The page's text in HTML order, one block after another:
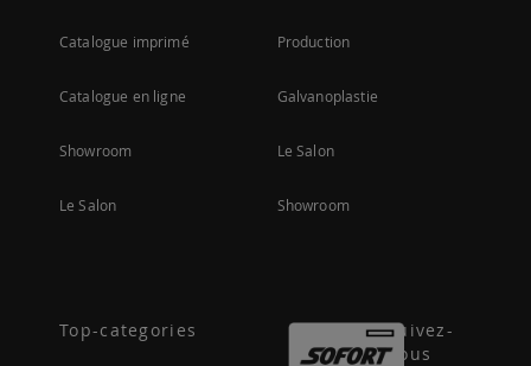
Catalogue imprimé
Catalogue en ligne
Showroom
Le Salon
Production
Galvanoplastie
Le Salon
Showroom
Top-categories
Suivez-
nous